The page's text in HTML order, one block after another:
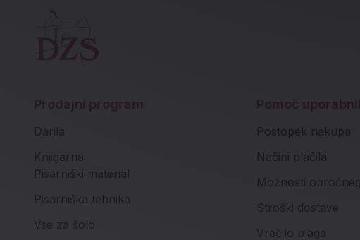
Prodajni program
Darila
Knjigarna
Pisarniški material
Pisarniška tehnika
Vse za šolo
Pomoč
Postopek nakupa
Načini plačila
Možnosti
Stroški dostave
Vračilo blaga